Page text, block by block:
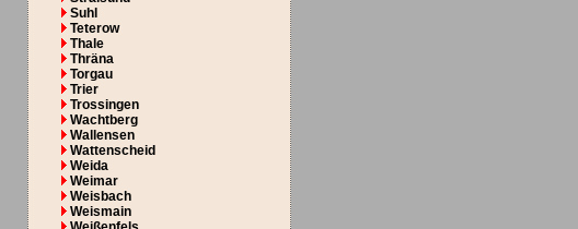
Suhl
Teterow
Thale
Thräna
Torgau
Trier
Trossingen
Wachtberg
Wallensen
Wattenscheid
Weida
Weimar
Weisbach
Weismain